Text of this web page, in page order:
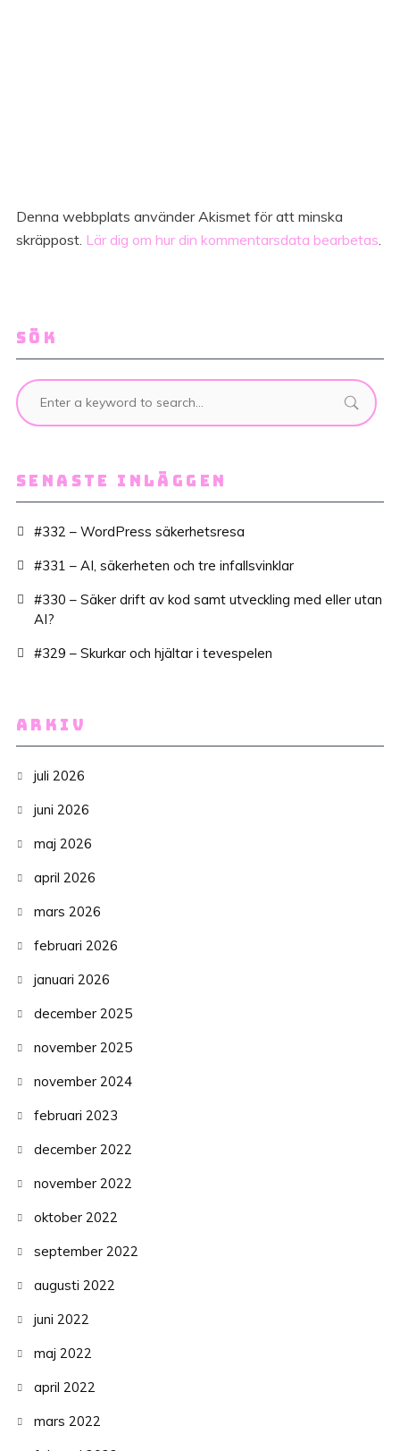
Denna webbplats använder Akismet för att minska
skräppost. Lär dig om hur din kommentarsdata bearbetas.
SÖK
SENASTE INLÄGGEN
#332 – WordPress säkerhetsresa
#331 – AI, säkerheten och tre infallsvinklar
#330 – Säker drift av kod samt utveckling med eller utan
AI?
#329 – Skurkar och hjältar i tevespelen
ARKIV
juli 2026
juni 2026
maj 2026
april 2026
mars 2026
februari 2026
januari 2026
december 2025
november 2025
november 2024
februari 2023
december 2022
november 2022
oktober 2022
september 2022
augusti 2022
juni 2022
maj 2022
april 2022
mars 2022